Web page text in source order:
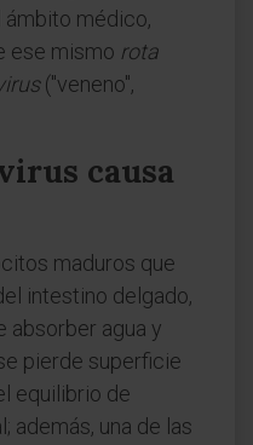
médico,
ese mismo rota
("veneno",
causa
maduros que
intestino delgado,
absorber agua y
pierde superficie
equilibrio de
además, una de las